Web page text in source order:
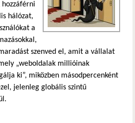
hálózat,
a
szenved el, amit a vállalat
„weboldalak millióinak
ki”, miközben másodpercenként
jelenleg globális szintű